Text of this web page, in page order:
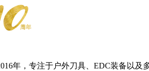
年，专注于户外刀具、EDC装备以